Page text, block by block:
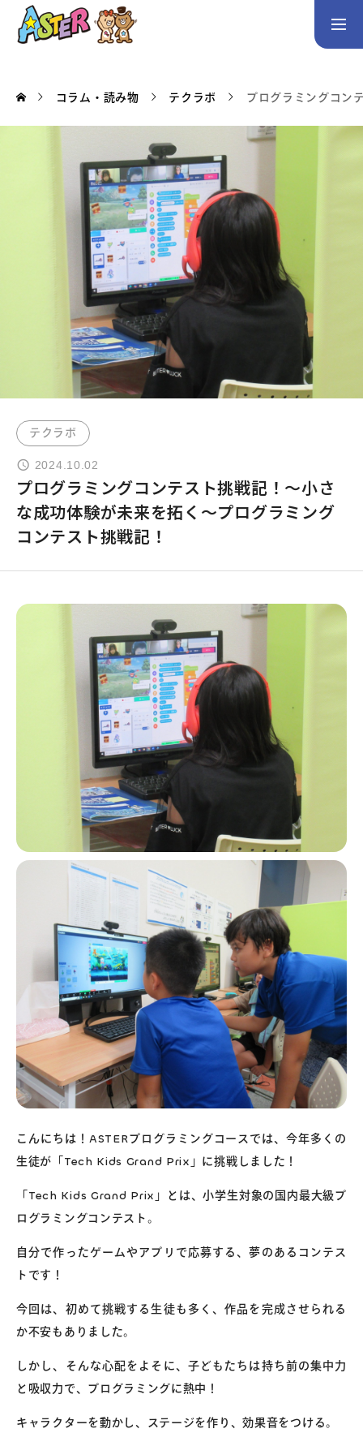
トップページ
コース案内
英会話／プログラミング／3Dデザイン／学童保育
英会話（未就学児） 英会話（小学生） 英会話（中学生）
生徒・保護者の声
スタッフ紹介
お問い合わせ
団体向け出張英会話
コラム・読み物
コラム・読み物 テクラボ プログラミングコン
テクラボ
2024.10.02
プログラミングコンテスト挑戦記！～小さ
な成功体験が未来を拓く～プログラミング
コンテスト挑戦記！
こんにちは！ASTERプログラミングコースでは、今年多くの
生徒が「Tech Kids Grand Prix」に挑戦しました！
「Tech Kids Grand Prix」とは、小学生対象の国内最大級プ
ログラミングコンテスト。
自分で作ったゲームやアプリで応募する、夢のあるコンテス
トです！ ️
今回は、初めて挑戦する生徒も多く、作品を完成させられる
か不安もありました。
しかし、そんな心配をよそに、子どもたちは持ち前の集中力
と吸収力で、プログラミングに熱中！
キャラクターを動かし、ステージを作り、効果音をつける。